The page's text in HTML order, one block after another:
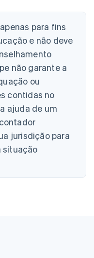
para fins
e não deve
não garante a
ou
contidas no
ajuda de um
jurisdição para
situação